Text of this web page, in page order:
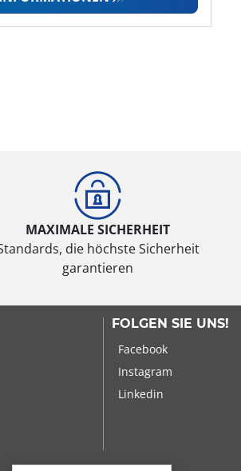
MAXIMALE SICHERHEIT
die höchste Sicherheit
garantieren
FOLGEN SIE UNS!
Facebook
Instagram
Linkedin